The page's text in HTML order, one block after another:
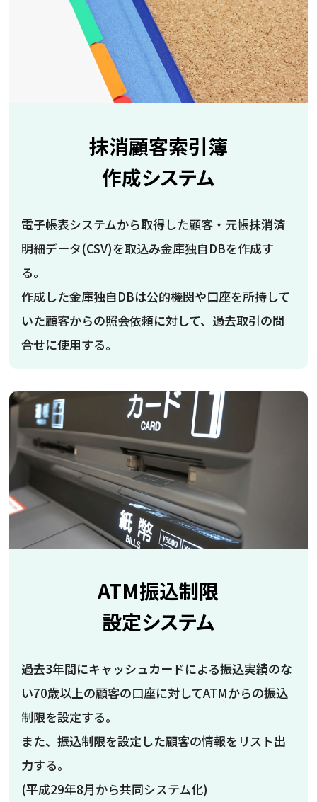
抹消顧客索引簿
作成システム
電子帳表システムから取得した顧客・元帳抹消済
明細データ(CSV)を取込み金庫独自DBを作成す
る。
作成した金庫独自DBは公的機関や口座を所持して
いた顧客からの照会依頼に対して、過去取引の問
合せに使用する。
ATM振込制限
設定システム
過去3年間にキャッシュカードによる振込実績のな
い70歳以上の顧客の口座に対してATMからの振込
制限を設定する。
また、振込制限を設定した顧客の情報をリスト出
力する。
(平成29年8月から共同システム化)